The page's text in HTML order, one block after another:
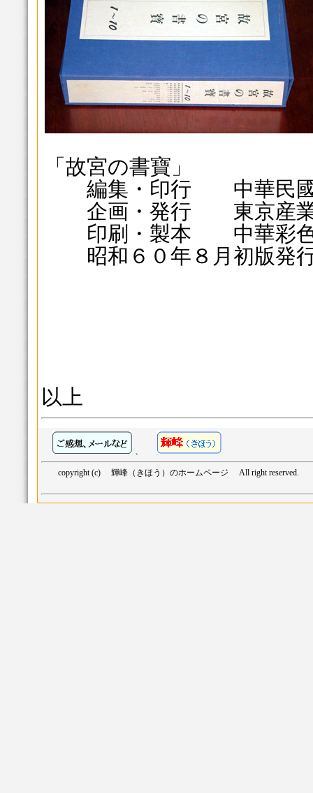
「故宮の書寶」
編集・印行 中華民國
企画・発行 東京産業
印刷・製本 中華彩色
昭和６０年８月初版発
以上
、
copyright (c) 輝峰（きほう）のホームページ All right reserved.